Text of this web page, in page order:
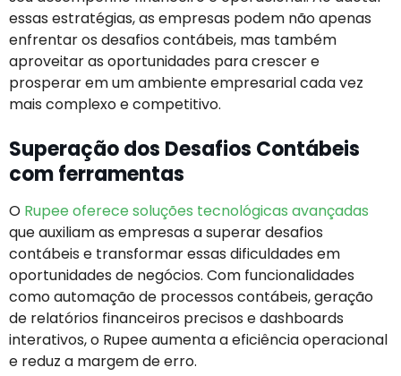
essas estratégias, as empresas podem não apenas
enfrentar os desafios contábeis, mas também
aproveitar as oportunidades para crescer e
prosperar em um ambiente empresarial cada vez
mais complexo e competitivo.
Superação dos Desafios Contábeis
com ferramentas
O Rupee oferece soluções tecnológicas avançadas
que auxiliam as empresas a superar desafios
contábeis e transformar essas dificuldades em
oportunidades de negócios. Com funcionalidades
como automação de processos contábeis, geração
de relatórios financeiros precisos e dashboards
interativos, o Rupee aumenta a eficiência operacional
e reduz a margem de erro.